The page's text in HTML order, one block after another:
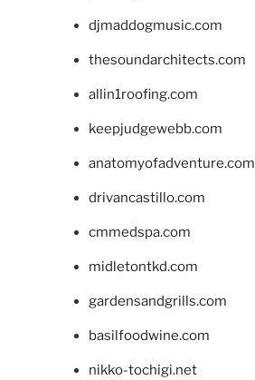
djmaddogmusic.com
thesoundarchitects.com
allin1roofing.com
keepjudgewebb.com
anatomyofadventure.com
drivancastillo.com
cmmedspa.com
midletontkd.com
gardensandgrills.com
basilfoodwine.com
nikko-tochigi.net